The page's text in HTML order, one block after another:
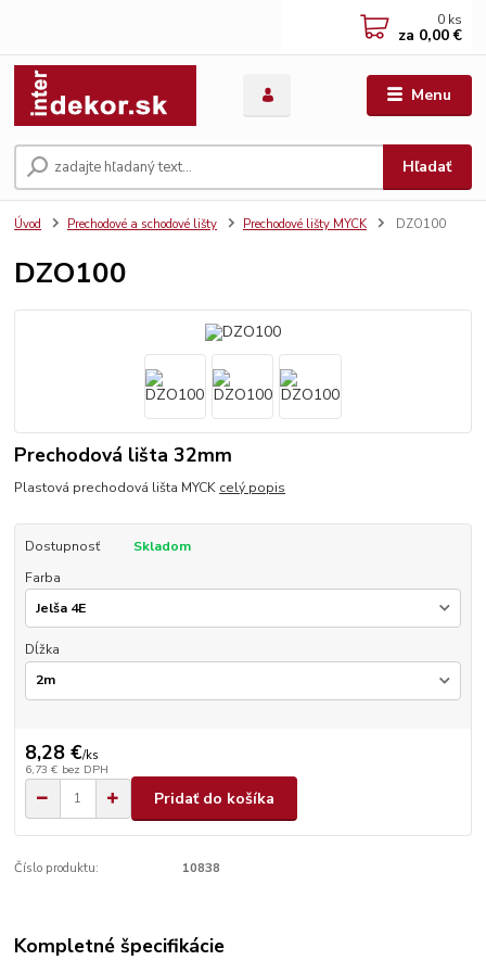
Menu
Hľadať
0 ks
za 0,00 €
Úvod Prechodové a schodové lišty Prechodové lišty MYCK DZO100
DZO100
Prechodová lišta 32mm
Plastová prechodová lišta MYCK celý popis
Dostupnosť
Skladom
Farba
Dĺžka
8,28 €/ks
6,73 € bez DPH
Pridať do košíka
Číslo produktu: 10838
Kompletné špecifikácie